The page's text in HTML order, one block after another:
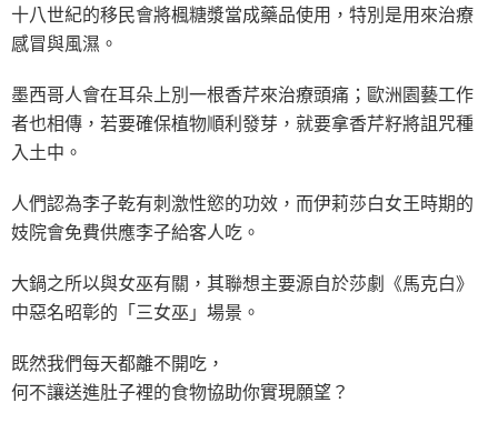
十八世紀的移民會將楓糖漿當成藥品使用，特別是用來治療
感冒與風濕。
墨西哥人會在耳朵上別一根香芹來治療頭痛；歐洲園藝工作
者也相傳，若要確保植物順利發芽，就要拿香芹籽將詛咒種
入土中。
人們認為李子乾有刺激性慾的功效，而伊莉莎白女王時期的
妓院會免費供應李子給客人吃。
大鍋之所以與女巫有關，其聯想主要源自於莎劇《馬克白》
中惡名昭彰的「三女巫」場景。
既然我們每天都離不開吃，
何不讓送進肚子裡的食物協助你實現願望？